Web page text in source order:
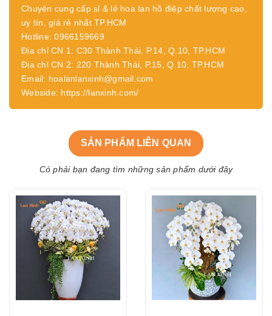
Chuyên cung cấp sỉ & lẻ hoa lan hồ điệp chất lượng cao,
uy tín, giá rẻ nhất TP.HCM
Hotline: 0966159669
Địa chỉ CN 1: C30 Thành Thái, P.14, Q.10, TP.HCM
Địa chỉ CN 2: 220 Thành Thái, P.15, Q.10, TP.HCM
Email: hoalanlanxinh@gmail.com
Webside: https://lanxinh.com/
SẢN PHẨM LIÊN QUAN
Có phải bạn đang tìm những sản phẩm dưới đây